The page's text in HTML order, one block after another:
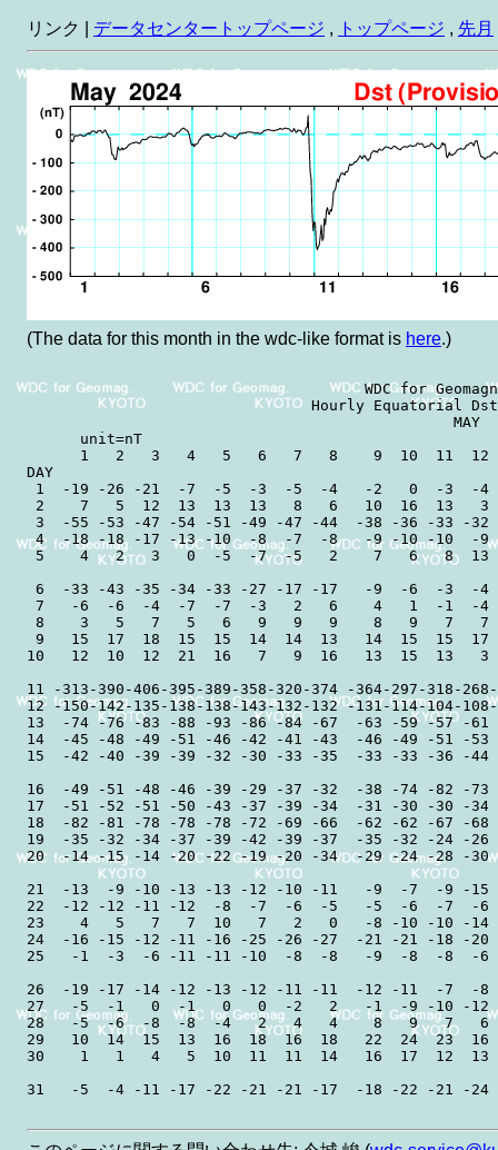
リンク | データセンタートップページ , トップページ , 先月
(The data for this month in the wdc-like format is here.)
WDC for
Hourly Equatorial
MAY
unit=nT
1   2   3   4   5   6   7   8    9  10  11
DAY
1  -19 -26 -21  -7  -5  -3  -5  -4   -2   0  -3  -
2    7   5  12  13  13  13   8   6   10  16  13   3
3  -55 -53 -47 -54 -51 -49 -47 -44  -38 -36 -33 -
4  -18 -18 -17 -13 -10  -8  -7  -8   -9 -10 -10  -
5    4   2   3   0  -5  -7  -5   2    7   6   8  13
6  -33 -43 -35 -34 -33 -27 -17 -17   -9  -6  -3
7   -6  -6  -4  -7  -7  -3   2   6    4   1  -1  -4
8    3   5   7   5   6   9   9   9    8   9   7   7
9   15  17  18  15  15  14  14  13   14  15  15
10   12  10  12  21  16   7   9  16   13  15  13   3
11 -313-390-406-395-389-358-320-374 -364-297-318-
12 -150-142-135-138-138-143-132-132 -131-114-104-
13  -74 -76 -83 -88 -93 -86 -84 -67  -63 -59 -57 -
14  -45 -48 -49 -51 -46 -42 -41 -43  -46 -49 -51 -
15  -42 -40 -39 -39 -32 -30 -33 -35  -33 -33 -36 -
16  -49 -51 -48 -46 -39 -29 -37 -32  -38 -74 -82 -
17  -51 -52 -51 -50 -43 -37 -39 -34  -31 -30 -30 -
18  -82 -81 -78 -78 -78 -72 -69 -66  -62 -62 -67 -
19  -35 -32 -34 -37 -39 -42 -39 -37  -35 -32 -24 -
20  -14 -15 -14 -20 -22 -19 -20 -34  -29 -24 -28 -
21  -13  -9 -10 -13 -13 -12 -10 -11   -9  -7  -9 -
22  -12 -12 -11 -12  -8  -7  -6  -5   -5  -6  -7
23    4   5   7   7  10   7   2   0   -8 -10 -10 -14 -
24  -16 -15 -12 -11 -16 -25 -26 -27  -21 -21 -18 -
25   -1  -3  -6 -11 -11 -10  -8  -8   -9  -8  -8  -
26  -19 -17 -14 -12 -13 -12 -11 -11  -12 -11  -7  -
27   -5  -1   0  -1   0   0  -2   2   -1  -9 -10 -12
28   -5  -6  -8  -8  -4   2   4   4    8   9   7   6
29   10  14  15  13  16  18  16  18   22  24  23
30    1   1   4   5  10  11  11  14   16  17  12